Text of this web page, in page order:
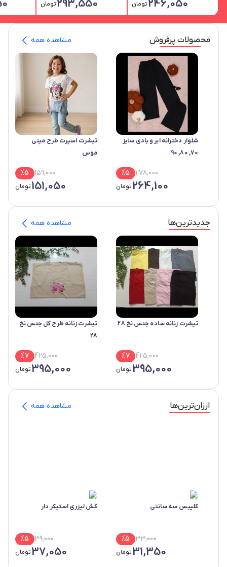
246,050تومان 293,550تومان
محصولات پرفروش مشاهده همه
شلوار دخترانه ابر و بادی سایز
70, 80, 90
278,000
%5
264,100تومان
تیشرت اسپرت طرح مینی
موس
159,000
%5
151,050تومان
جدید‌ترین‌ها مشاهده همه
تیشرت زنانه ساده جنس نخ 28
425,000
%7
395,000تومان
تیشرت زنانه طرح گل جنس نخ
28
425,000
%7
395,000تومان
ارزان‌ترین‌ها مشاهده همه
کلیپس سه سانتی
33,000
%5
31,350تومان
کش لیزری استیکر دار
39,000
%5
37,050تومان